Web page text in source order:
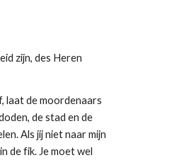
zijn, des Heren
laat de moordenaars
de stad en de
Als jij niet naar mijn
de fik. Je moet wel